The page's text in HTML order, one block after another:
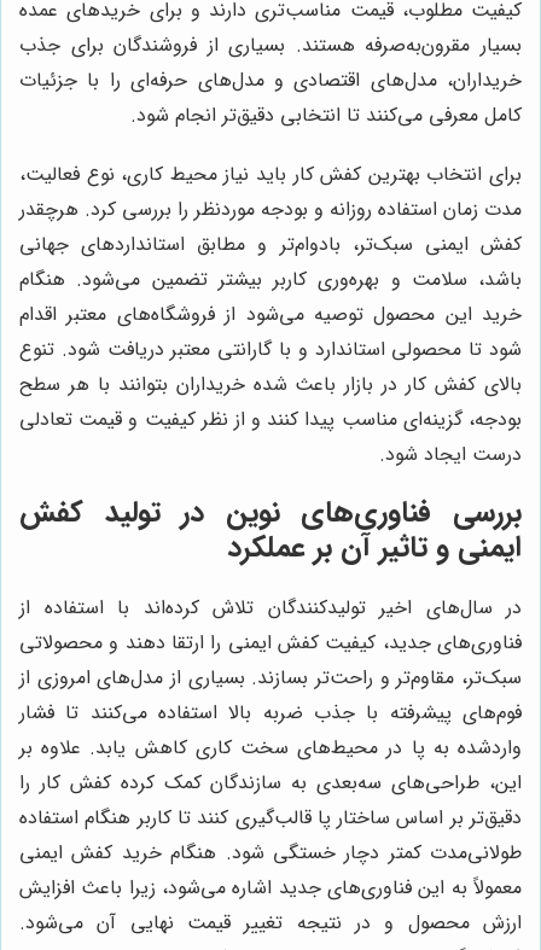
کیفیت مطلوب، قیمت مناسب‌تری دارند و برای خریدهای عمده
بسیار مقرون‌به‌صرفه هستند. بسیاری از فروشندگان برای جذب
خریداران، مدل‌های اقتصادی و مدل‌های حرفه‌ای را با جزئیات
کامل معرفی می‌کنند تا انتخابی دقیق‌تر انجام شود.
برای انتخاب بهترین کفش کار باید نیاز محیط کاری، نوع فعالیت،
مدت زمان استفاده روزانه و بودجه موردنظر را بررسی کرد. هرچقدر
کفش ایمنی سبک‌تر، بادوام‌تر و مطابق استانداردهای جهانی
باشد، سلامت و بهره‌وری کاربر بیشتر تضمین می‌شود. هنگام
خرید این محصول توصیه می‌شود از فروشگاه‌های معتبر اقدام
شود تا محصولی استاندارد و با گارانتی معتبر دریافت شود. تنوع
بالای کفش کار در بازار باعث شده خریداران بتوانند با هر سطح
بودجه، گزینه‌ای مناسب پیدا کنند و از نظر کیفیت و قیمت تعادلی
درست ایجاد شود.
بررسی فناوری‌های نوین در تولید کفش
ایمنی و تاثیر آن بر عملکرد
در سال‌های اخیر تولیدکنندگان تلاش کرده‌اند با استفاده از
فناوری‌های جدید، کیفیت کفش ایمنی را ارتقا دهند و محصولاتی
سبک‌تر، مقاوم‌تر و راحت‌تر بسازند. بسیاری از مدل‌های امروزی از
فوم‌های پیشرفته با جذب ضربه بالا استفاده می‌کنند تا فشار
واردشده به پا در محیط‌های سخت کاری کاهش یابد. علاوه بر
این، طراحی‌های سه‌بعدی به سازندگان کمک کرده کفش کار را
دقیق‌تر بر اساس ساختار پا قالب‌گیری کنند تا کاربر هنگام استفاده
طولانی‌مدت کمتر دچار خستگی شود. هنگام خرید کفش ایمنی
معمولاً به این فناوری‌های جدید اشاره می‌شود، زیرا باعث افزایش
ارزش محصول و در نتیجه تغییر قیمت نهایی آن می‌شود.